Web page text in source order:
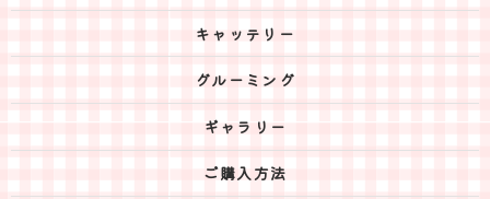
キャッテリー
グルーミング
ギャラリー
ご購入方法